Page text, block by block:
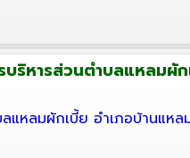
ริหารส่วนตำบลแหลมผั
แหลมผักเบี้ย อำเภอบ้านแห